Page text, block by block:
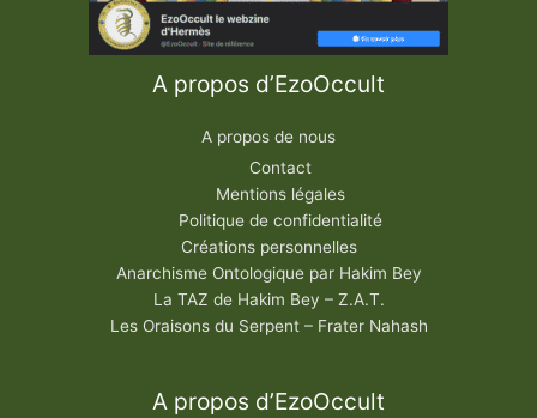
A propos d’EzoOccult
A propos de nous
Contact
Mentions légales
Politique de confidentialité
Créations personnelles
Anarchisme Ontologique par Hakim Bey
La TAZ de Hakim Bey – Z.A.T.
Les Oraisons du Serpent – Frater Nahash
A propos d’EzoOccult